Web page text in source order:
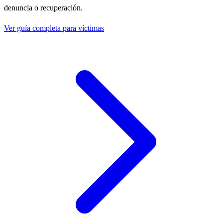
denuncia o recuperación.
Ver guía completa para víctimas